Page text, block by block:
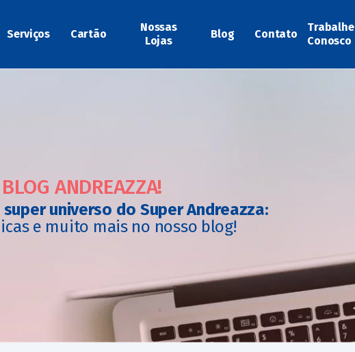
Serviços Cartão
Nossas
Lojas
Blog Contato
Trabalhe
Conosco
BLOG ANDREAZZA!
universo do Super Andreazza:
e muito mais no nosso blog!